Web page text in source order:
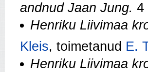
andnud Jaan Jung. 4
Henriku Liivimaa
Kleis, toimetanud E.
Henriku Liivimaa